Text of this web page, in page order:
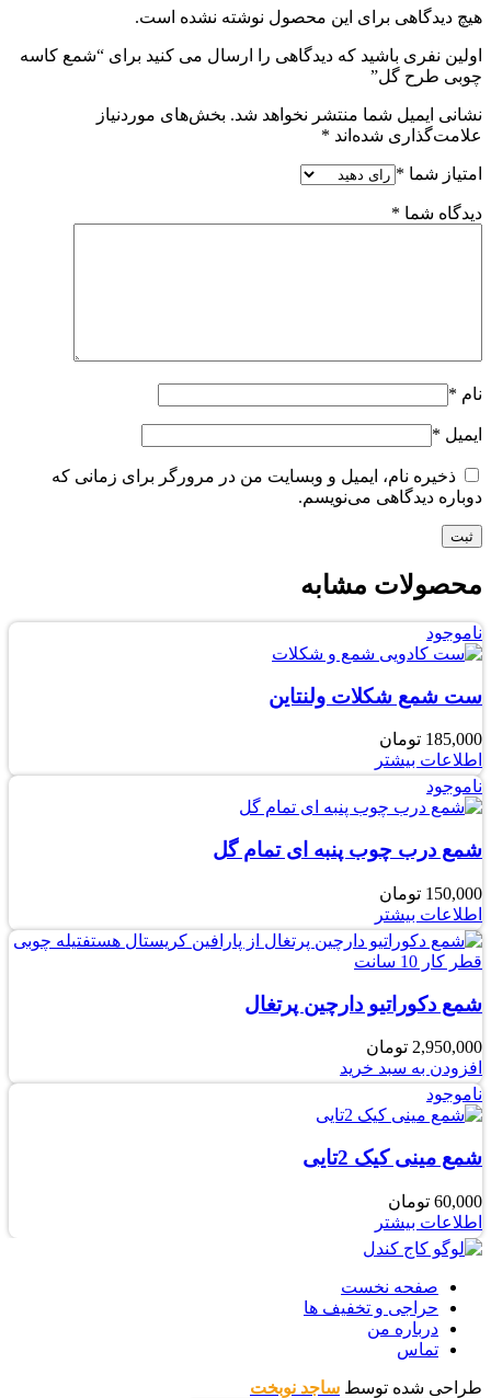
هیچ دیدگاهی برای این محصول نوشته نشده است.
اولین نفری باشید که دیدگاهی را ارسال می کنید برای “شمع کاسه
چوبی طرح گل”
نشانی ایمیل شما منتشر نخواهد شد. بخش‌های موردنیاز
علامت‌گذاری شده‌اند *
امتیاز شما *
دیدگاه شما *
نام *
ایمیل *
ذخیره نام، ایمیل و وبسایت من در مرورگر برای زمانی که
دوباره دیدگاهی می‌نویسم.
محصولات مشابه
ناموجود
ست شمع شکلات ولنتاین
185,000 تومان
اطلاعات بیشتر
ناموجود
شمع درب چوب پنبه ای تمام گل
150,000 تومان
اطلاعات بیشتر
شمع دکوراتیو دارچین پرتغال
2,950,000 تومان
افزودن به سبد خرید
ناموجود
شمع مینی کیک 2تایی
60,000 تومان
اطلاعات بیشتر
صفحه نخست
حراجی و تخفیف ها
درباره من
تماس
طراحی شده توسط ساجد نوبخت